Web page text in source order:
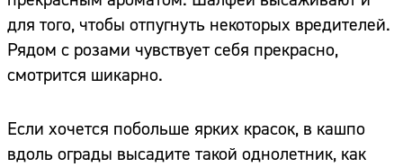
для того, чтобы отпугнуть некоторых вредителей.
Рядом с розами чувствует себя прекрасно,
смотрится шикарно.
Если хочется побольше ярких красок, в кашпо
вдоль ограды высадите такой однолетник, как